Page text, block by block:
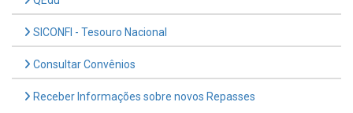
SICONFI - Tesouro Nacional
Consultar Convênios
Receber Informações sobre novos Repasses